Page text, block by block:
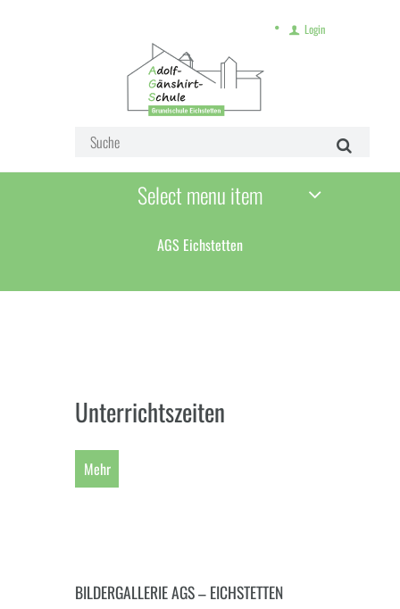
Login
Select menu item
AGS Eichstetten
Unterrichtszeiten
Mehr
BILDERGALLERIE AGS – EICHSTETTEN